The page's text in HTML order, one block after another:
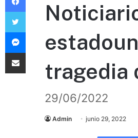
tragedia
29/06/2022
Admin junio 29, 2022
Twitter
Messenger
Compartir vía Email